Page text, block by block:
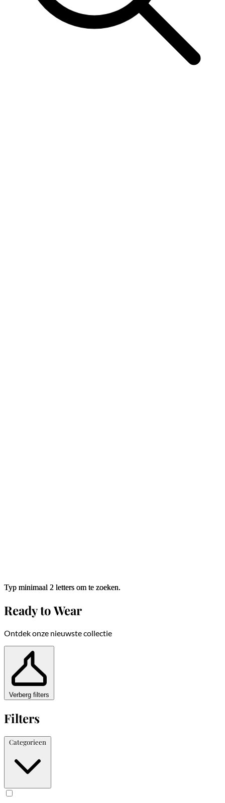
Typ minimaal 2 letters om te zoeken.
Typ minimaal 2 letters om te zoeken.
Ready to Wear
Ontdek onze nieuwste collectie
Verberg filters
Filters
Categorieen